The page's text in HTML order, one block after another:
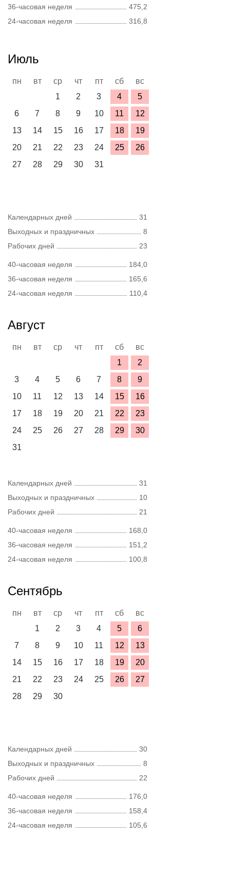
36-часовая неделя
475,2
24-часовая неделя
316,8
Июль
пн вт ср чт пт сб
вс
1
2 3 4
5
6
7 8 9 10 11
12
13
14 15 16 17 18
19
20
21 22 23 24 25
26
27
28 29 30 31
Календарных дней
31
Выходных и праздничных
8
Рабочих дней
23
40-часовая неделя
184,0
36-часовая неделя
165,6
24-часовая неделя
110,4
Август
пн вт ср чт пт сб
вс
1
2
3
4 5 6 7 8
9
10
11 12 13 14 15
16
17
18 19 20 21 22
23
24
25 26 27 28 29
30
31
Календарных дней
31
Выходных и праздничных
10
Рабочих дней
21
40-часовая неделя
168,0
36-часовая неделя
151,2
24-часовая неделя
100,8
Сентябрь
пн вт ср чт пт сб
вс
1
2 3 4 5
6
7
8 9 10 11 12
13
14
15 16 17 18 19
20
21
22 23 24 25 26
27
28
29 30
Календарных дней
30
Выходных и праздничных
8
Рабочих дней
22
40-часовая неделя
176,0
36-часовая неделя
158,4
24-часовая неделя
105,6